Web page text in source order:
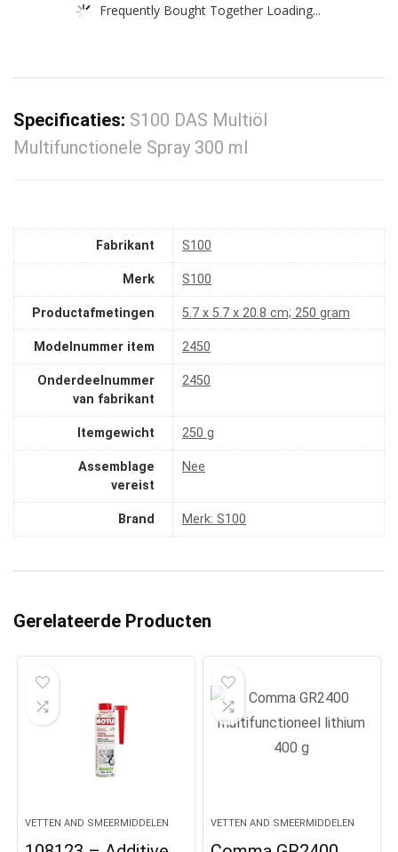
Frequently Bought Together Loading...
Specificaties: S100 DAS Multiöl
Multifunctionele Spray 300 ml
Fabrikant ‎S100
Merk ‎S100
Productafmetingen ‎5.7 x 5.7 x 20.8 cm; 250 gram
Modelnummer item ‎2450
Onderdeelnummer
van fabrikant
‎2450
Itemgewicht ‎250 g
Assemblage
vereist
‎Nee
Brand Merk: S100
Gerelateerde Producten
VETTEN AND SMEERMIDDELEN VETTEN AND SMEERMIDDELEN